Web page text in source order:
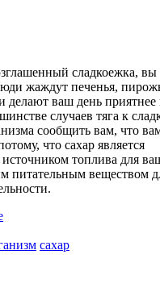
сладкоежка, вы
жаждут печенья,
делают ваш день
случаев тяга к
сообщить вам, что
что сахар является
топлива для
питательным веществом
сахар